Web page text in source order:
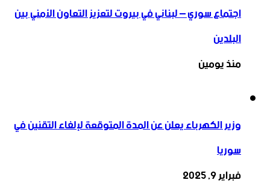
اجتماع سوري – لبناني في بيروت لتعزيز التعاون ‏الأمني ‏بين
البلدين
منذ يومين
وزير الكهرباء يعلن عن المدة المتوقعة لإلغاء التقنين في
سوريا
فبراير 9, 2025